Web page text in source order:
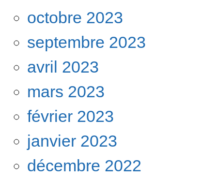
octobre 2023
septembre 2023
avril 2023
mars 2023
février 2023
janvier 2023
décembre 2022